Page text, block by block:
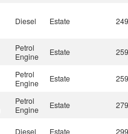
Diesel Estate
Petrol
Engine
Estate
Petrol
Engine
Estate
Petrol
Engine
Estate
Diesel Estate